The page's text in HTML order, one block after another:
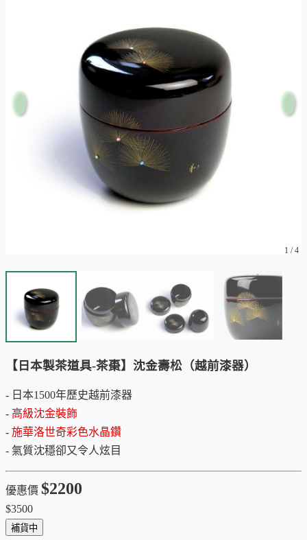
1 /4
【日本製茶道具-茶棗】沈金壽松（越前漆器）
- 日本1500年歷史越前漆器
- 高級沈金裝飾
- 施華洛世奇彩色水晶鑽
- 氣質沈穩卻又令人炫目
優惠價 $2200
$3500
補貨中